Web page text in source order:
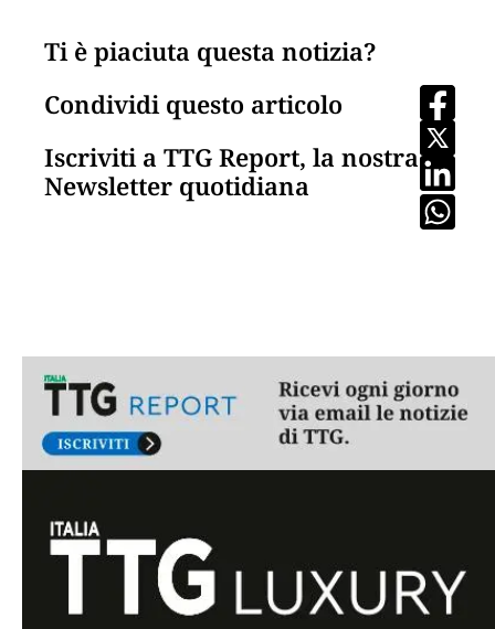
Ti è piaciuta questa notizia?
Condividi questo articolo
Iscriviti a TTG Report, la nostra
Newsletter quotidiana